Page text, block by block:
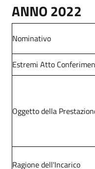
ANNO 2022
Nominativo
Estremi Atto
Oggetto della
Ragione dell'Incarico